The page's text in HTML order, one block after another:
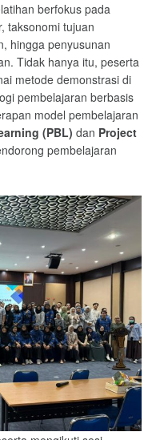
berfokus pada
taksonomi tujuan
hingga penyusunan
Tidak hanya itu, peserta
metode demonstrasi di
pembelajaran berbasis
model pembelajaran
(PBL) dan Project
pembelajaran